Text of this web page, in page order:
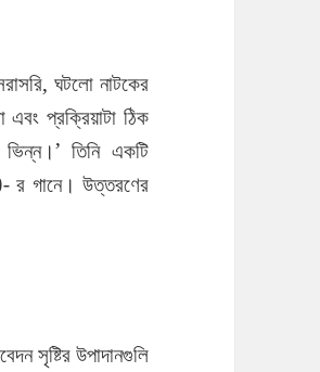
ঘটলো নাটকের
এবং প্রক্রিয়াটা ঠিক
তিনি একটি
র গানে। উত্তরণের
সৃষ্টির উপাদানগুলি